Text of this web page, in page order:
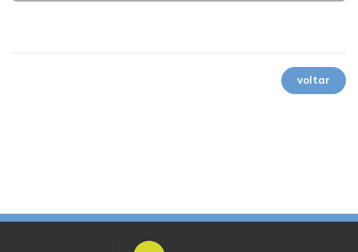
PORTARIA nº251/2024 (de 05 de julho de 2024)
voltar